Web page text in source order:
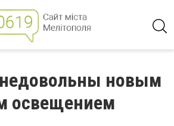
новым
освещением